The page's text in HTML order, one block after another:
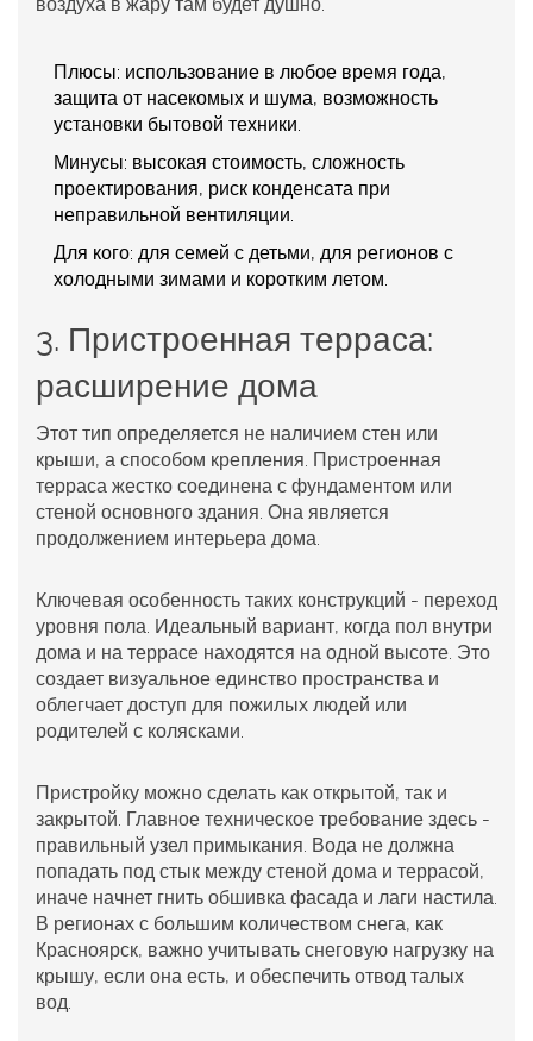
Плюсы: использование в любое время года,
защита от насекомых и шума, возможность
установки бытовой техники.
Минусы: высокая стоимость, сложность
проектирования, риск конденсата при
неправильной вентиляции.
Для кого: для семей с детьми, для регионов с
холодными зимами и коротким летом.
3. Пристроенная терраса:
расширение дома
Этот тип определяется не наличием стен или
крыши, а способом крепления. Пристроенная
терраса жестко соединена с фундаментом или
стеной основного здания. Она является
продолжением интерьера дома.
Ключевая особенность таких конструкций - переход
уровня пола. Идеальный вариант, когда пол внутри
дома и на террасе находятся на одной высоте. Это
создает визуальное единство пространства и
облегчает доступ для пожилых людей или
родителей с колясками.
Пристройку можно сделать как открытой, так и
закрытой. Главное техническое требование здесь -
правильный узел примыкания. Вода не должна
попадать под стык между стеной дома и террасой,
иначе начнет гнить обшивка фасада и лаги настила.
В регионах с большим количеством снега, как
Красноярск, важно учитывать снеговую нагрузку на
крышу, если она есть, и обеспечить отвод талых
вод.